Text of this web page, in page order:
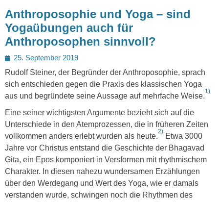
Anthroposophie und Yoga – sind
Yogaübungen auch für
Anthroposophen sinnvoll?
Posted
on
25. September 2019
Rudolf Steiner, der Begründer der Anthroposophie, sprach
sich entschieden gegen die Praxis des klassischen Yoga
aus und begründete seine Aussage auf mehrfache Weise.
1)
Eine seiner wichtigsten Argumente bezieht sich auf die
Unterschiede in den Atemprozessen, die in früheren Zeiten
vollkommen anders erlebt wurden als heute.
2)
Etwa 3000
Jahre vor Christus entstand die Geschichte der Bhagavad
Gita, ein Epos komponiert in Versformen mit rhythmischem
Charakter. In diesen nahezu wundersamen Erzählungen
über den Werdegang und Wert des Yoga, wie er damals
verstanden wurde, schwingen noch die Rhythmen des